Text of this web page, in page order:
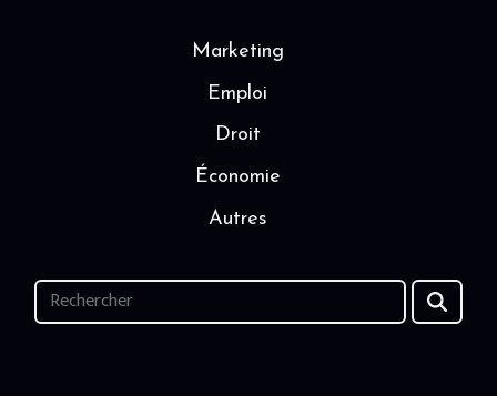
Marketing
Emploi
Droit
Économie
Autres